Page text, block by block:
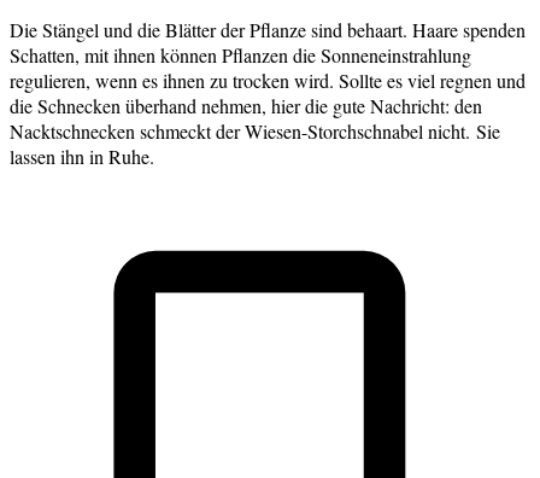
Die Stängel und die Blätter der Pflanze sind behaart. Haare spenden
Schatten, mit ihnen können Pflanzen die Sonneneinstrahlung
regulieren, wenn es ihnen zu trocken wird. Sollte es viel regnen und
die Schnecken überhand nehmen, hier die gute Nachricht: den
Nacktschnecken schmeckt der Wiesen-Storchschnabel nicht. Sie
lassen ihn in Ruhe.